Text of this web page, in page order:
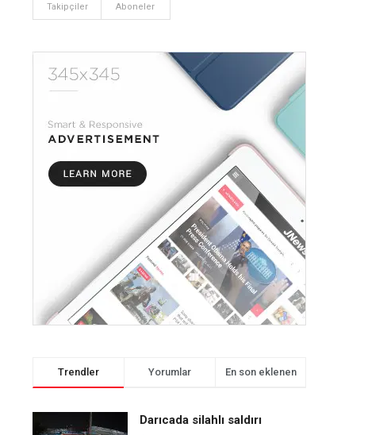
Takipçiler Aboneler
Trendler Yorumlar En son eklenen
Darıcada silahlı saldırı